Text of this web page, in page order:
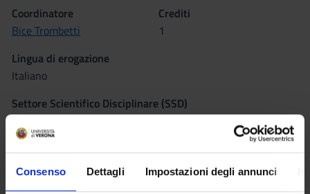
Consenso Dettagli Impostazioni degli annunci
Coordinatore
Bice Trombetti
Crediti
1
Lingua di erogazione
Italiano
Settore Scientifico Disciplinare (SSD)
MED/50 - SCIENZE TECNICHE MEDICHE APPLICATE
Periodo
LOGO 3A1S, LOGO 3A2S
Sede
VERONA